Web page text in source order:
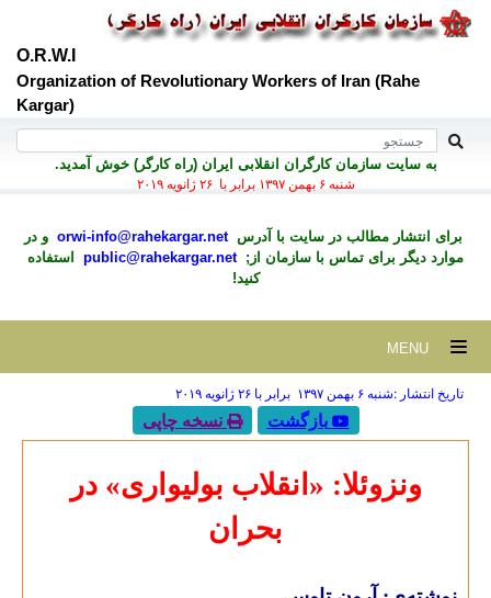
O.R.W.I
Organization of Revolutionary Workers of Iran (Rahe
Kargar)
به سايت سازمان کارگران انقلابی ايران (راه کارگر) خوش آمديد.
شنبه ۶ بهمن ۱۳۹۷ برابر با ۲۶ ژانويه ۲۰۱۹
برای انتشار مطالب در سايت با آدرس orwi-info@rahekargar.net
و در
موارد ديگر برای تماس با سازمان از; public@rahekargar.net
استفاده
کنید!
MENU
تاریخ انتشار :شنبه ۶ بهمن ۱۳۹۷ برابر با ۲۶ ژانويه ۲۰۱۹
بازگشت نسخه چاپی
ونزوئلا: «انقلاب بولیواری» در
بحران